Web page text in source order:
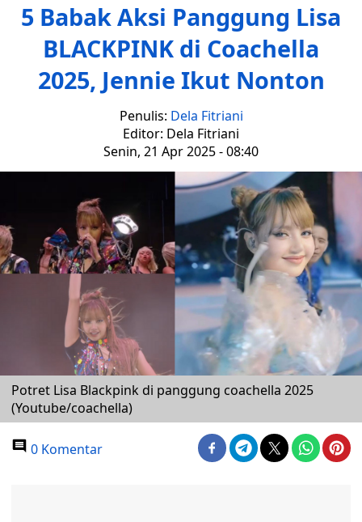
5 Babak Aksi Panggung Lisa
BLACKPINK di Coachella
2025, Jennie Ikut Nonton
Penulis: Dela Fitriani
Editor: Dela Fitriani
Senin, 21 Apr 2025 - 08:40
Potret Lisa Blackpink di panggung coachella 2025
(Youtube/coachella)
0 Komentar